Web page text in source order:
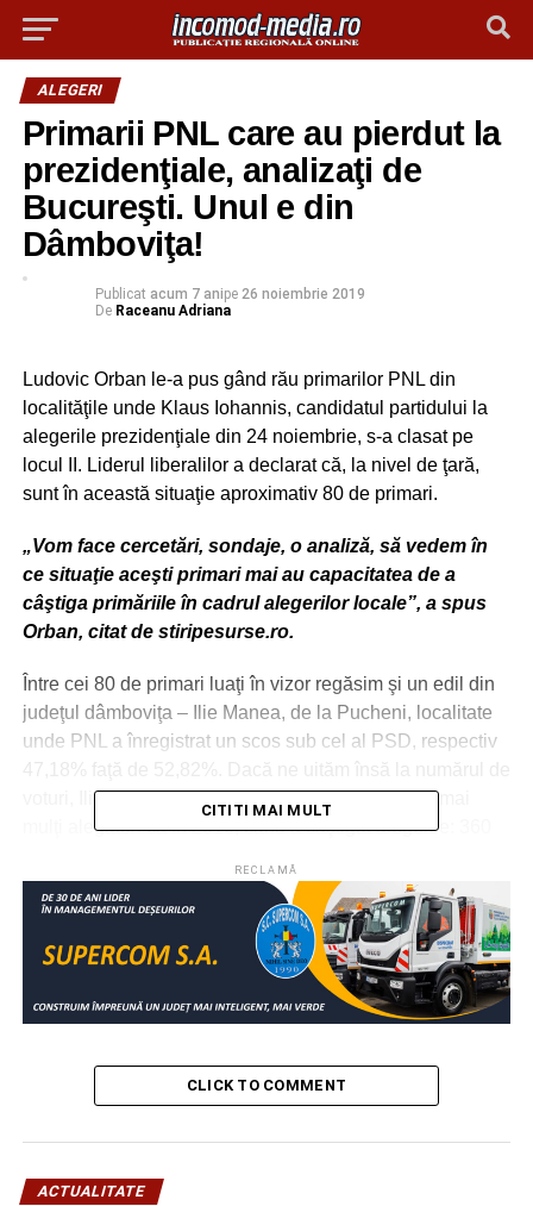
ALEGERI
Primarii PNL care au pierdut la
prezidenţiale, analizaţi de
Bucureşti. Unul e din
Dâmboviţa!
Publicat acum 7 anipe 26 noiembrie 2019
De Raceanu Adriana
Ludovic Orban le-a pus gând rău primarilor PNL din
localităţile unde Klaus Iohannis, candidatul partidului la
alegerile prezidenţiale din 24 noiembrie, s-a clasat pe
locul II. Liderul liberalilor a declarat că, la nivel de ţară,
sunt în această situaţie aproximativ 80 de primari.
„Vom face cercetări, sondaje, o analiză, să vedem în
ce situaţie aceşti primari mai au capacitatea de a
câştiga primăriile în cadrul alegerilor locale”, a spus
Orban, citat de stiripesurse.ro.
Între cei 80 de primari luaţi în vizor regăsim şi un edil din
judeţul dâmboviţa – Ilie Manea, de la Pucheni, localitate
unde PNL a înregistrat un scos sub cel al PSD, respectiv
voturi, Ilie Manea a reuşit, totuşi, să contabilizeze mai
mulţi alegători ca în 2016, când a câştigat alegerile: 360
De partea cealaltă, cei mai performanţi primari PNL din
Dâmboviţa, la alegerile prezidenţiale 2019, sunt: Florin
Iordache de la Moţăieni – 72,38%, Florentin Oprea de la
Finta – 69,23% şi Teodora Anghelescu de la Bezdead –
69, 21%.
Reamintim că PNL are 18 primari în judeţul Dâmboviţa,
după ce l-a exclus din partid pe cel de la Crângurile, iar
Crevedia, unde, oficial, edilii sunt de la ALDE şi UNPR,
CITITI MAI MULT
RECLAMĂ
CLICK TO COMMENT
ACTUALITATE